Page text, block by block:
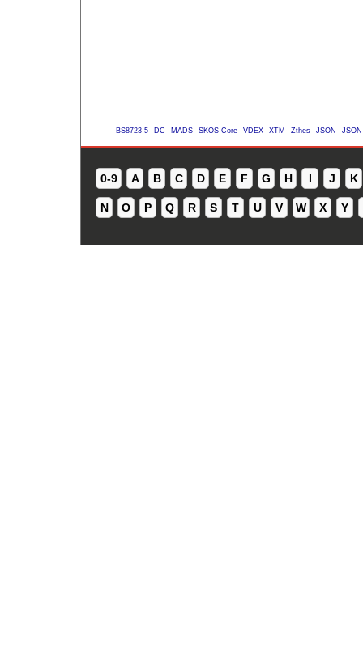
BS8723-5 DC MADS SKOS-Core VDEX XTM Zthes JSON
0-9 A B C D E F G H I J K
N O P Q R S T U V W X Y